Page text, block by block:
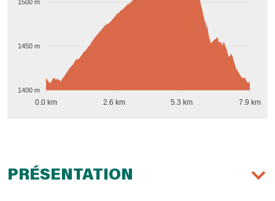
1500 m
1450 m
1400 m
0.0 km 2.6 km 5.3 km 7.9 km
PRÉSENTATION